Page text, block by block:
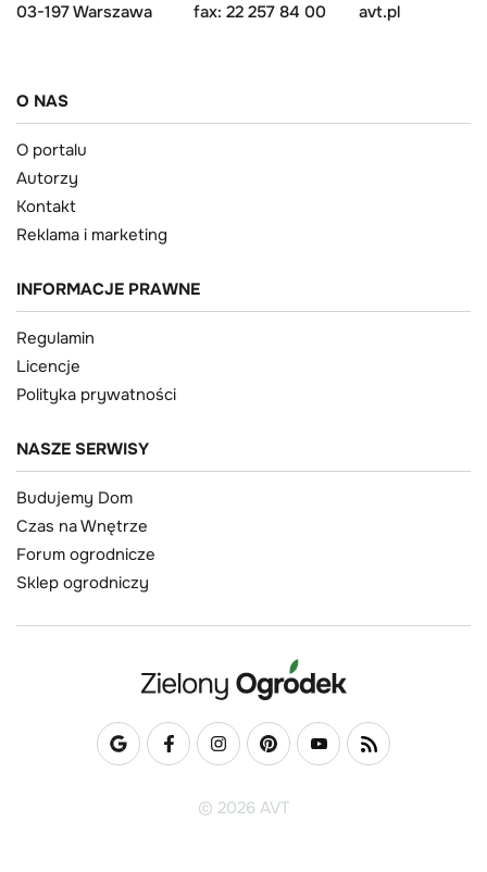
03-197 Warszawa
fax: 22 257 84 00
avt.pl
O NAS
O portalu
Autorzy
Kontakt
Reklama i marketing
INFORMACJE PRAWNE
Regulamin
Licencje
Polityka prywatności
NASZE SERWISY
Budujemy Dom
Czas na Wnętrze
Forum ogrodnicze
Sklep ogrodniczy
© 2026 AVT